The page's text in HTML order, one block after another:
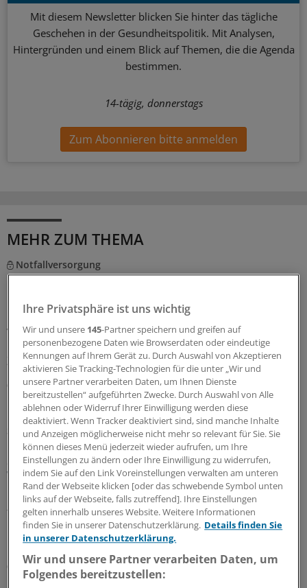
Mit diesem Newsletter blicken Sie hinter das tägliche
Geschehen in der Gesundheitspolitik. Mit Analysen,
Hintergründen und einem Blick auf Themen, die die Agenda
bestimmen.
14-tägig, donnerstags
Zum Abonnieren bitte anmelden
MEHR ZUM THEMA
Notfallversorgung
Neuer Bereitschaftsdienst in Nordrhein ist ein
In nur zwölf Stunden waren die 6.000 Fahrdienste
vergeben: Der neu strukturierte ärztliche
Bereitschaftsdienst in Nordrhein wird gut angenommen.
Zuständig sind spezielle Kooperationsmediziner.
07.08.2026
Sparpaket sorgt für Unsicherheit
Praxisbesonderheiten in Zeiten des GKV-
Spargesetzes: Klarheit soll es in der kommenden
Woche geben
Ein Passus des Beitragssatzstabilisierungsgesetz sorgt
für Unruhe unter Ärztinnen und Ärzten. Stehen die
Praxisbesonderheiten auf der Kippe? Oder eher doch
nicht? Kassenärzte und Krankenkassen verhandeln.
06.08.2026
Ihre Privatsphäre ist uns wichtig
Wir und unsere 145-Partner speichern und greifen auf
personenbezogene Daten wie Browserdaten oder eindeutige
Kennungen auf Ihrem Gerät zu. Durch Auswahl von Akzeptieren
aktivieren Sie Tracking-Technologien für die unter „Wir und
unsere Partner verarbeiten Daten, um Ihnen Dienste
bereitzustellen“ aufgeführten Zwecke. Durch Auswahl von Alle
ablehnen oder Widerruf Ihrer Einwilligung werden diese
deaktiviert. Wenn Tracker deaktiviert sind, sind manche Inhalte
und Anzeigen möglicherweise nicht mehr so relevant für Sie. Sie
können dieses Menü jederzeit wieder aufrufen, um Ihre
Einstellungen zu ändern oder Ihre Einwilligung zu widerrufen,
indem Sie auf den Link Voreinstellungen verwalten am unteren
Rand der Webseite klicken [oder das schwebende Symbol unten
links auf der Webseite, falls zutreffend]. Ihre Einstellungen
gelten innerhalb unseres Website. Weitere Informationen
finden Sie in unserer Datenschutzerklärung. Details finden Sie
in unserer Datenschutzerklärung.
Wir und unsere Partner verarbeiten Daten, um
Folgendes bereitzustellen: